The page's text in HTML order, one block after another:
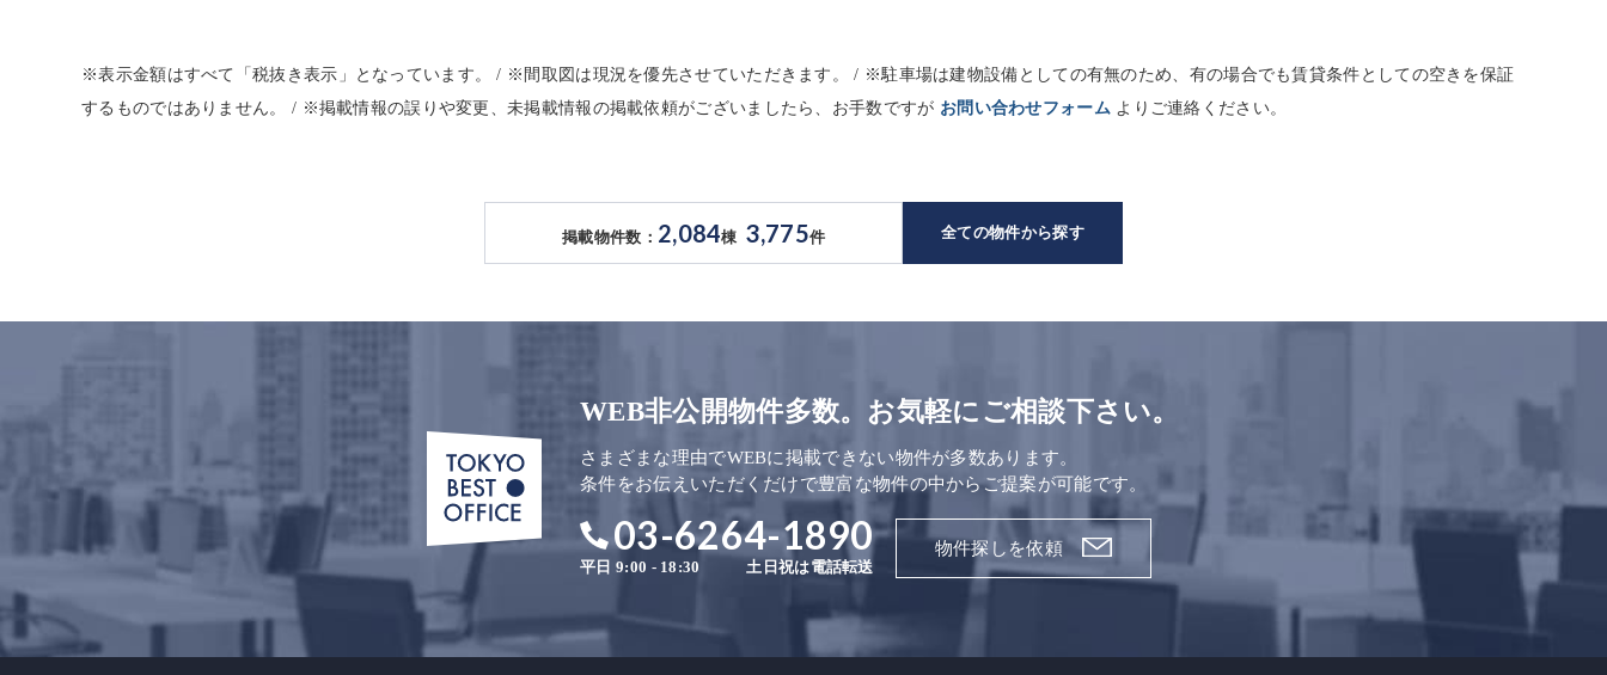
※表示金額はすべて「税抜き表示」となっています。 / ※間取図は現況を優先させていただきます。 / ※駐車場は建物設備としての有無のため、有の場合でも賃貸条件としての空きを保証
するものではありません。 / ※掲載情報の誤りや変更、未掲載情報の掲載依頼がございましたら、お手数ですが お問い合わせフォーム よりご連絡ください。
掲載物件数： 2,084棟 3,775件 全ての物件から探す
WEB非公開物件多数。お気軽にご相談下さい。
さまざまな理由でWEBに掲載できない物件が多数あります。
条件をお伝えいただくだけで豊富な物件の中からご提案が可能です。
03-6264-1890
平日 9:00 - 18:30 土日祝は電話転送
物件探しを依頼